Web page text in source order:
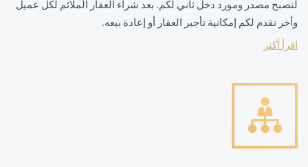
لتصبح مصدر ومورد دخل ثاني لكم. بعد شراء العقار الملائم لكل عميل
وأخر نقدم لكم إمكانية تأجير العقار أو إعادة بيعه.
اقرأ أكثر